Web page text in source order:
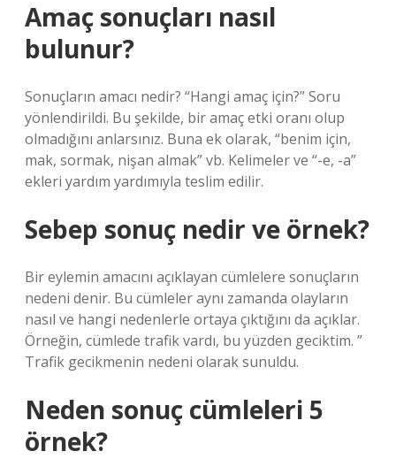
Amaç sonuçları nasıl
bulunur?
Sonuçların amacı nedir? “Hangi amaç için?” Soru
yönlendirildi. Bu şekilde, bir amaç etki oranı olup
olmadığını anlarsınız. Buna ek olarak, “benim için,
mak, sormak, nişan almak” vb. Kelimeler ve “-e, -a”
ekleri yardım yardımıyla teslim edilir.
Sebep sonuç nedir ve örnek?
Bir eylemin amacını açıklayan cümlelere sonuçların
nedeni denir. Bu cümleler aynı zamanda olayların
nasıl ve hangi nedenlerle ortaya çıktığını da açıklar.
Örneğin, cümlede trafik vardı, bu yüzden geciktim. ”
Trafik gecikmenin nedeni olarak sunuldu.
Neden sonuç cümleleri 5
örnek?